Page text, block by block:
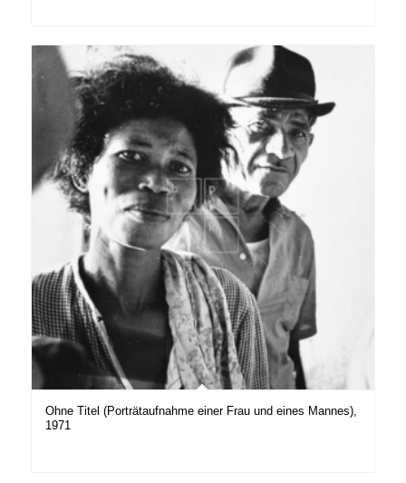
Ohne Titel (Porträtaufnahme einer Frau und eines Mannes),
1971